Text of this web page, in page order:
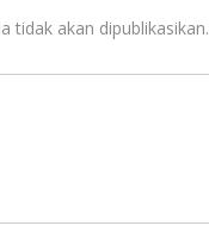
tidak akan dipublikasikan.